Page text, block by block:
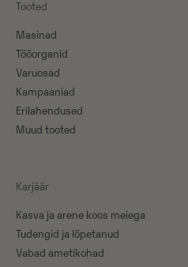
Tooted
Masinad
Tööorganid
Varuosad
Kampaaniad
Erilahendused
Muud tooted
Karjäär
Kasva ja arene koos meiega
Tudengid ja lõpetanud
Vabad ametikohad